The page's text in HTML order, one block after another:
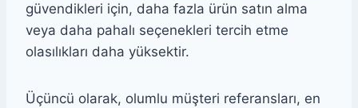
güvendikleri için, daha fazla ürün satın alma
veya daha pahalı seçenekleri tercih etme
olasılıkları daha yüksektir.
Üçüncü olarak, olumlu müşteri referansları, en